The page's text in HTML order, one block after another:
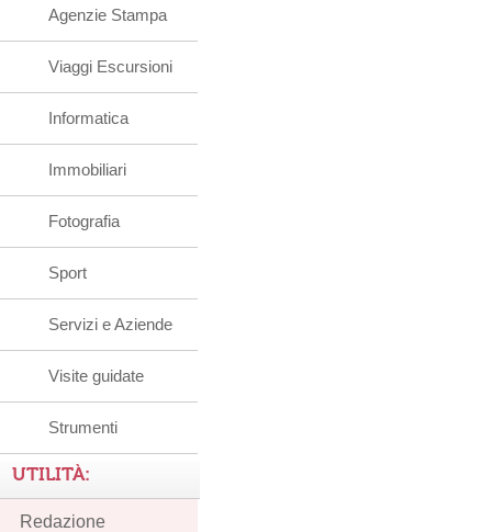
Agenzie Stampa
Viaggi Escursioni
Informatica
Immobiliari
Fotografia
Sport
Servizi e Aziende
Visite guidate
Strumenti
UTILITÀ:
Redazione